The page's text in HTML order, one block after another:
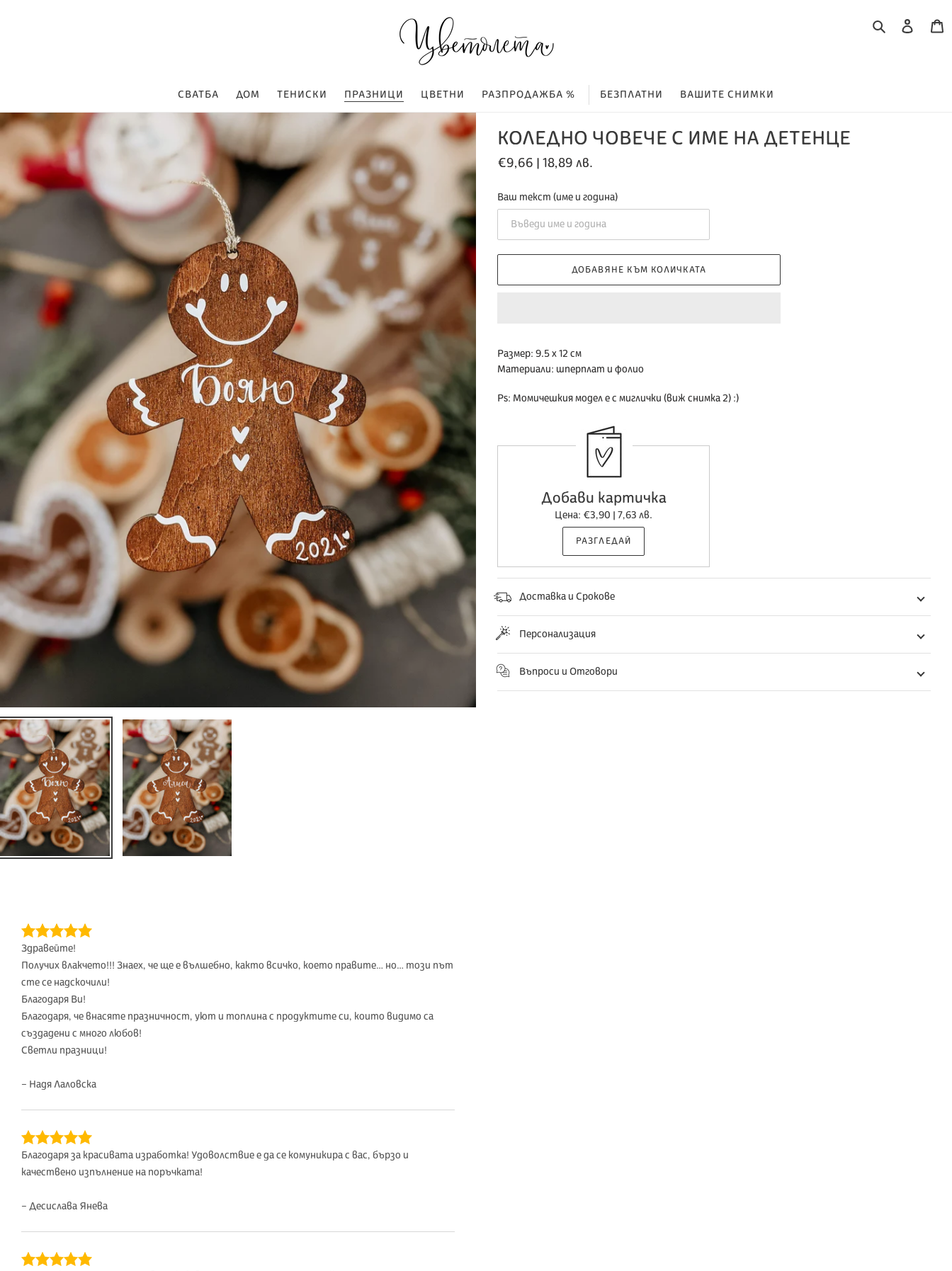
СВАТБА ДОМ ТЕНИСКИ ПРАЗНИЦИ ЦВЕТНИ РАЗПРОДАЖБА % БЕЗПЛАТНИ ВАШИТЕ СНИМКИ
ТърсенеВлизане
КОЛЕДНО ЧОВЕЧЕ С ИМЕ НА ДЕТЕНЦЕ
Обичайна
€9,66 | 18,89 лв.
Ваш текст (име и година)
ДОБАВЯНЕ КЪМ КОЛИЧКАТА
Добавяне
на
към
Размер: 9.5 x 12 см
Материали: шперплат и фолио
Ps: Момичешкия модел е с миглички (виж снимка 2) :)
Добави картичка
Цена: €3,90 | 7,63 лв.
РАЗГЛЕДАЙ
Доставка и Срокове
Персонализация
Въпроси и Отговори
Здравейте!
Получих влакчето!!! Знаех, че ще е вълшебно, както всичко, което правите… но… този път
сте се надскочили!
Благодаря Ви!
Благодаря, че внасяте празничност, уют и топлина с продуктите си, които видимо са
създадени с много любов!
Светли празници!
– Надя Лаловска
Благодаря за красивата изработка! Удоволствие е да се комуникира с вас, бързо и
качествено изпълнение на поръчката!
– Десислава Янева